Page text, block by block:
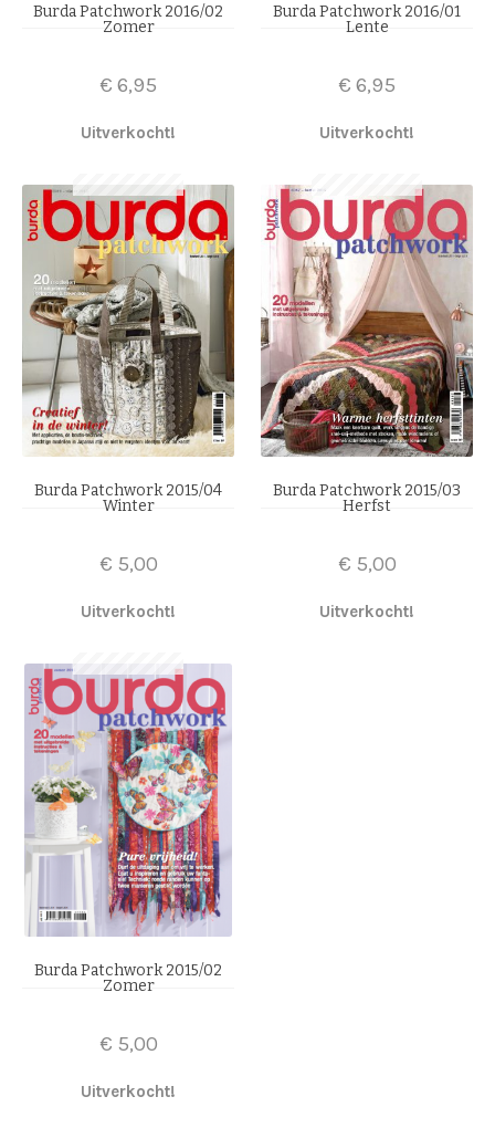
Burda Patchwork 2016/02
Zomer
€ 6,95
Uitverkocht!
Burda Patchwork 2016/01
Lente
€ 6,95
Uitverkocht!
Burda Patchwork 2015/04
Winter
€ 5,00
Uitverkocht!
Burda Patchwork 2015/03
Herfst
€ 5,00
Uitverkocht!
Burda Patchwork 2015/02
Zomer
€ 5,00
Uitverkocht!